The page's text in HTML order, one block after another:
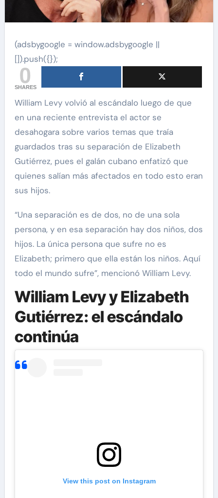
(adsbygoogle = window.adsbygoogle ||
[]).push({});
0
SHARES
William Levy volvió al escándalo luego de que
en una reciente entrevista el actor se
desahogara sobre varios temas que traía
guardados tras su separación de Elizabeth
Gutiérrez, pues el galán cubano enfatizó que
quienes salían más afectados en todo esto eran
sus hijos.
“Una separación es de dos, no de una sola
persona, y en esa separación hay dos niños, dos
hijos. La única persona que sufre no es
Elizabeth; primero que ella están los niños. Aquí
todo el mundo sufre”, mencionó William Levy.
William Levy y Elizabeth
Gutiérrez: el escándalo
continúa
View this post on Instagram